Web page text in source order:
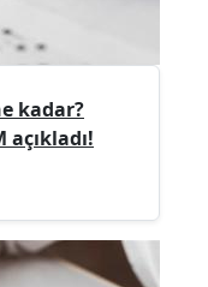
kadar?
açıkladı!